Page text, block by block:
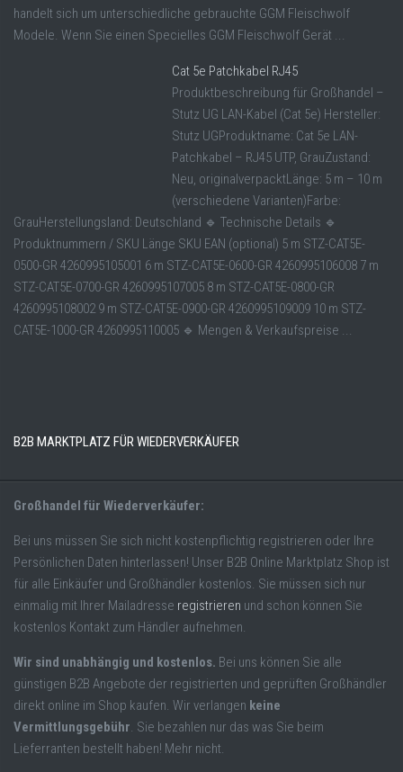
handelt sich um unterschiedliche gebrauchte GGM Fleischwolf
Modele. Wenn Sie einen Specielles GGM Fleischwolf Gerät ...
Cat 5e Patchkabel RJ45
Produktbeschreibung für Großhandel –
Stutz UG LAN-Kabel (Cat 5e) Hersteller:
Stutz UGProduktname: Cat 5e LAN-
Patchkabel – RJ45 UTP, GrauZustand:
Neu, originalverpacktLänge: 5 m – 10 m
(verschiedene Varianten)Farbe:
GrauHerstellungsland: Deutschland 🔹 Technische Details 🔹
Produktnummern / SKU Länge SKU EAN (optional) 5 m STZ-CAT5E-
0500-GR 4260995105001 6 m STZ-CAT5E-0600-GR 4260995106008 7 m
STZ-CAT5E-0700-GR 4260995107005 8 m STZ-CAT5E-0800-GR
4260995108002 9 m STZ-CAT5E-0900-GR 4260995109009 10 m STZ-
CAT5E-1000-GR 4260995110005 🔹 Mengen & Verkaufspreise ...
B2B MARKTPLATZ FÜR WIEDERVERKÄUFER
Großhandel für Wiederverkäufer:
Bei uns müssen Sie sich nicht kostenpflichtig registrieren oder Ihre
Persönlichen Daten hinterlassen! Unser B2B Online Marktplatz Shop ist
für alle Einkäufer und Großhändler kostenlos. Sie müssen sich nur
einmalig mit Ihrer Mailadresse registrieren und schon können Sie
kostenlos Kontakt zum Händler aufnehmen.
Wir sind unabhängig und kostenlos. Bei uns können Sie alle
günstigen B2B Angebote der registrierten und geprüften Großhändler
direkt online im Shop kaufen. Wir verlangen keine
Vermittlungsgebühr. Sie bezahlen nur das was Sie beim
Lieferranten bestellt haben! Mehr nicht.